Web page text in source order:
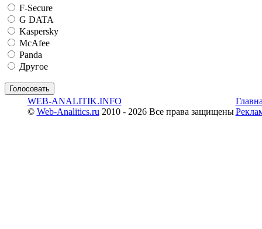
F-Secure
G DATA
Kaspersky
McAfee
Panda
Другое
WEB-ANALITIK.INFO
© Web-Analitics.ru 2010 - 2026 Все права защищены